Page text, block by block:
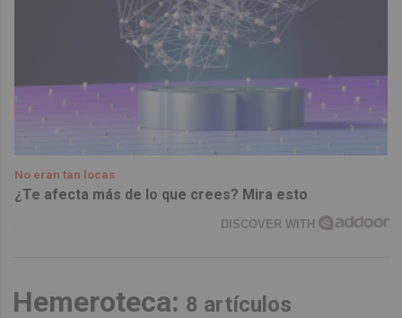
No eran tan locas
¿Te afecta más de lo que crees? Mira esto
DISCOVER WITH
Hemeroteca: 8 artículos